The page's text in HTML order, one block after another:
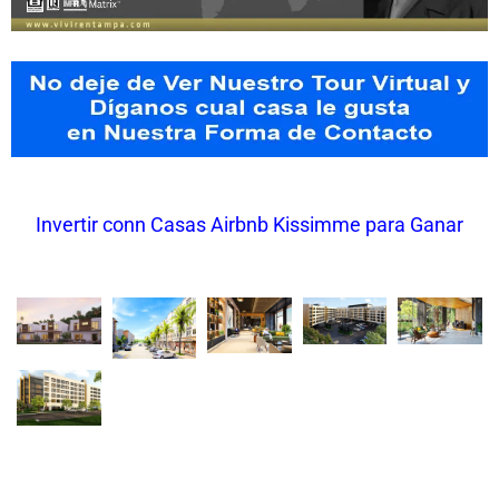
Invertir conn Casas Airbnb Kissimme para Ganar